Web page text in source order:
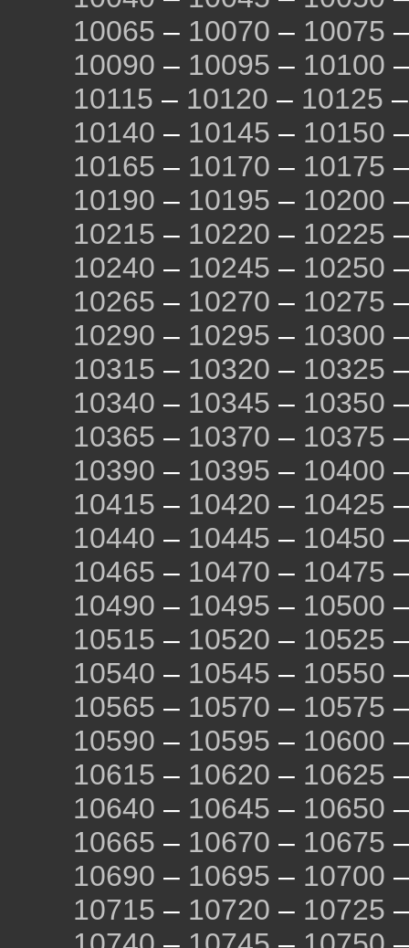
10065 – 10070 – 10075
10090 – 10095 – 10100
10115 – 10120 – 10125
10140 – 10145 – 10150
10165 – 10170 – 10175
10190 – 10195 – 10200
10215 – 10220 – 10225
10240 – 10245 – 10250
10265 – 10270 – 10275
10290 – 10295 – 10300
10315 – 10320 – 10325
10340 – 10345 – 10350
10365 – 10370 – 10375
10390 – 10395 – 10400
10415 – 10420 – 10425
10440 – 10445 – 10450
10465 – 10470 – 10475
10490 – 10495 – 10500
10515 – 10520 – 10525
10540 – 10545 – 10550
10565 – 10570 – 10575
10590 – 10595 – 10600
10615 – 10620 – 10625
10640 – 10645 – 10650
10665 – 10670 – 10675
10690 – 10695 – 10700
10715 – 10720 – 10725